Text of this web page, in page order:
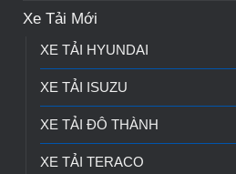
Xe Tải Mới
XE TẢI HYUNDAI
XE TẢI ISUZU
XE TẢI ĐÔ THÀNH
XE TẢI TERACO